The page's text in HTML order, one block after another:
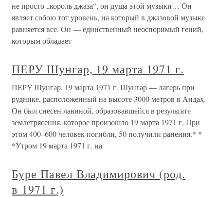
не просто „король джаза“, он душа этой музыки… Он
являет собою тот уровень, на который в джазовой музыке
равняется все. Он — единственный неоспоримый гений,
которым обладает
ПЕРУ Шунгар, 19 марта 1971 г.
ПЕРУ Шунгар, 19 марта 1971 г. Шунгар — лагерь при
руднике, расположенный на высоте 3000 метров в Андах.
Он был снесен лавиной, образовавшейся в результате
землетрясения, которое произошло 19 марта 1971 г. При
этом 400–600 человек погибли, 50 получили ранения.* *
*Утром 19 марта 1971 г. на
Буре Павел Владимирович (род.
в 1971 г.)